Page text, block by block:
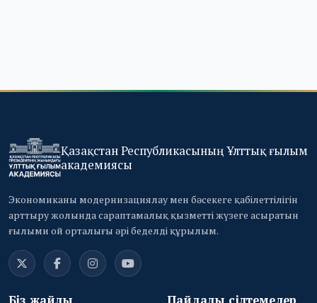
Қазақстан Республикасының Ұлттық ғылым
академиясы
Экономиканы модернизациялау мен бәсекеге қабілеттілігін
арттыру жолында сараптамалық қызметті жүзеге асыратын
ғылыми ой орталығы әрі беделді құрылым.